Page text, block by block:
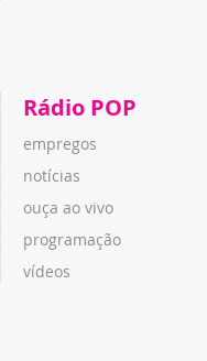
Rádio POP
empregos
notícias
ouça ao vivo
programação
vídeos